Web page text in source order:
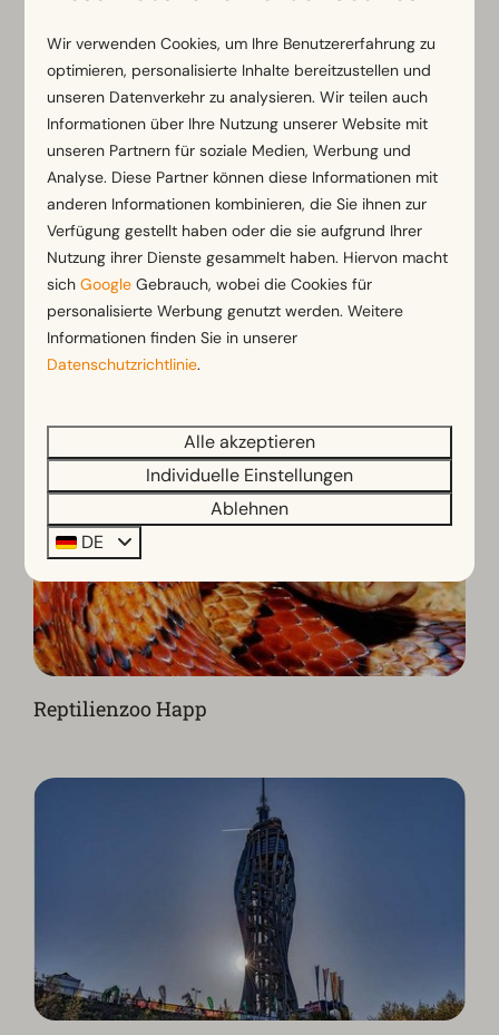
Villach
Reptilienzoo Happ
Wir verwenden Cookies, um Ihre Benutzererfahrung zu
optimieren, personalisierte Inhalte bereitzustellen und
unseren Datenverkehr zu analysieren. Wir teilen auch
Informationen über Ihre Nutzung unserer Website mit
unseren Partnern für soziale Medien, Werbung und
Analyse. Diese Partner können diese Informationen mit
anderen Informationen kombinieren, die Sie ihnen zur
Verfügung gestellt haben oder die sie aufgrund Ihrer
Nutzung ihrer Dienste gesammelt haben. Hiervon macht
sichGoogle Gebrauch, wobei die Cookies für
personalisierte Werbung genutzt werden. Weitere
Informationen finden Sie in unserer
Datenschutzrichtlinie.
Alle akzeptieren
Individuelle Einstellungen
Ablehnen
DE